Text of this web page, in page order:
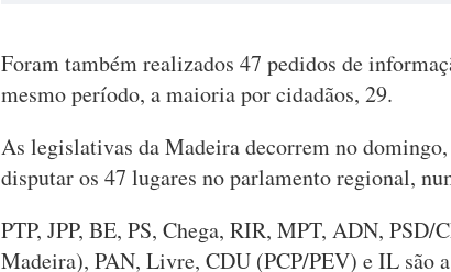
Foram também realizados 47 pedidos de
mesmo período, a maioria por cidadãos, 29.
As legislativas da Madeira decorrem no
disputar os 47 lugares no parlamento regional,
PTP, JPP, BE, PS, Chega, RIR, MPT, ADN, PSD/
Madeira), PAN, Livre, CDU (PCP/PEV) e IL são